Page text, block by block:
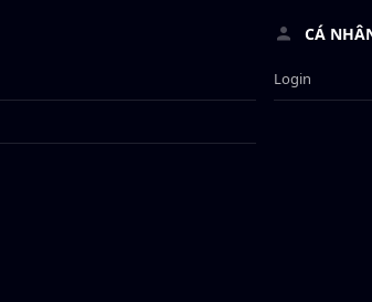
CÁ
Login